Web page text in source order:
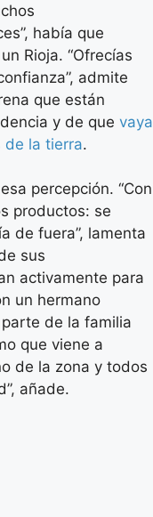
había que
Rioja. “Ofrecías
admite
que están
y de que vaya
de la tierra.
percepción. “Con
productos: se
de fuera”, lamenta
sus
activamente para
un hermano
de la familia
que viene a
de la zona y todos
añade.